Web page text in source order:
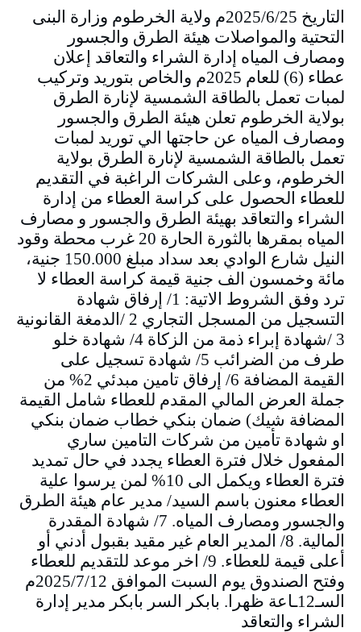
التاريخ 2025/6/25م ولاية الخرطوم وزارة البنى
التحتية والمواصلات هيئة الطرق والجسور
ومصارف المياه إدارة الشراء والتعاقد إعلان
عطاء (6) للعام 2025م والخاص بتوريد وتركيب
لمبات تعمل بالطاقة الشمسية لإنارة الطرق
بولاية الخرطوم تعلن هيئة الطرق والجسور
ومصارف المياه عن حاجتها الي توريد لمبات
تعمل بالطاقة الشمسية لإنارة الطرق بولاية
الخرطوم، وعلى الشركات الراغبة في التقديم
للعطاء الحصول على كراسة العطاء من إدارة
الشراء والتعاقد بهيئة الطرق والجسور و مصارف
المياه بمقرها بالثورة الحارة 20 غرب محطة وقود
النيل شارع الوادي بعد سداد مبلغ 150.000 جنية،
مائة وخمسون الف جنية قيمة كراسة العطاء لا
ترد وفق الشروط الاتية: 1/ إرفاق شهادة
التسجيل من المسجل التجاري 2 /الدمغة القانونية
3 /شهادة إبراء ذمة من الزكاة 4/ شهادة خلو
طرف من الضرائب 5/ شهادة تسجيل على
القيمة المضافة 6/ إرفاق تامين مبدئي 2% من
جملة العرض المالي المقدم للعطاء شامل القيمة
المضافة شيك) ضمان بنكي خطاب ضمان بنكي
او شهادة تأمين من شركات التامين ساري
المفعول خلال فترة العطاء يجدد في حال تمديد
فترة العطاء ويكمل الى 10% لمن يرسوا علية
العطاء معنون باسم السيد/ مدير عام هيئة الطرق
والجسور ومصارف المياه. 7/ شهادة المقدرة
المالية. 8/ المدير العام غير مقيد بقبول أدني أو
أعلى قيمة للعطاء. 9/ اخر موعد للتقديم للعطاء
وفتح الصندوق يوم السبت الموافق 2025/7/12م
السـ12ـاعة ظهرا. بابكر السر بابكر مدير إدارة
الشراء والتعاقد